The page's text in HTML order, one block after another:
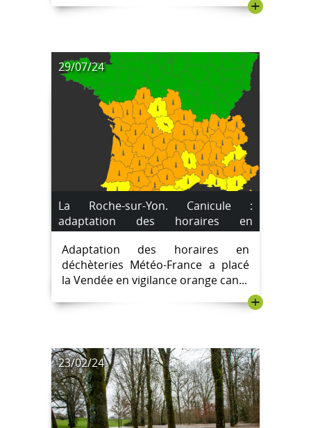
+
29/07/24
La Roche-sur-Yon. Canicule :
adaptation des horaires en
déchèteries
Adaptation des horaires en
déchèteries Météo-France a placé
la Vendée en vigilance orange can...
+
23/02/24